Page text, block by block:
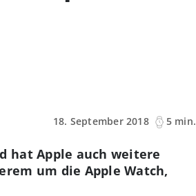
18. September 2018
5 min.
hat Apple auch weitere
um die Apple Watch,